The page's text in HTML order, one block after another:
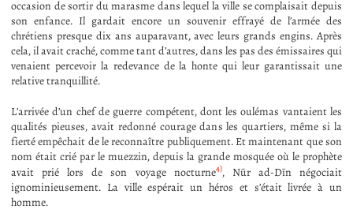
occasion de sortir du marasme dans lequel la ville se complaisait depuis
son enfance. Il gardait encore un souvenir effrayé de l’armée des
chrétiens presque dix ans auparavant, avec leurs grands engins. Après
cela, il avait craché, comme tant d’autres, dans les pas des émissaires qui
venaient percevoir la redevance de la honte qui leur garantissait une
relative tranquillité.
L’arrivée d’un chef de guerre compétent, dont les oulémas vantaient les
qualités pieuses, avait redonné courage dans les quartiers, même si la
fierté empêchait de le reconnaître publiquement. Et maintenant que son
nom était crié par le muezzin, depuis la grande mosquée où le prophète
avait prié lors de son voyage nocturne4), Nūr ad-Dīn négociait
ignominieusement. La ville espérait un héros et s’était livrée à un
homme.